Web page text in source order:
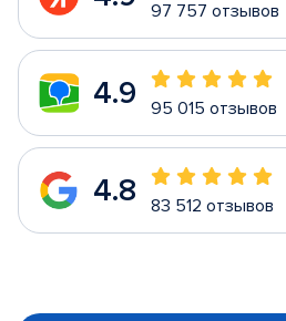
97 757 отзывов
4.9 95 015 отзывов
4.8 83 512 отзывов